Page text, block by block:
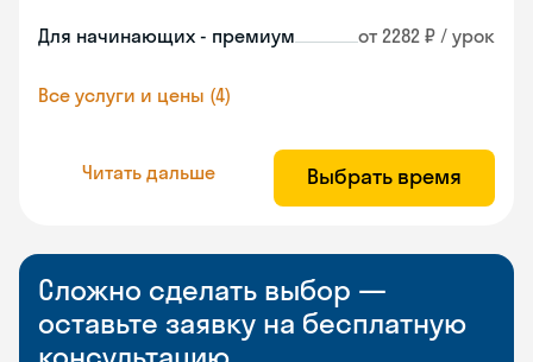
Для начинающих - премиум от 2282 ₽ / урок
Все услуги и цены (4)
Читать дальше Выбрать время
Сложно сделать выбор —
оставьте заявку на бесплатную